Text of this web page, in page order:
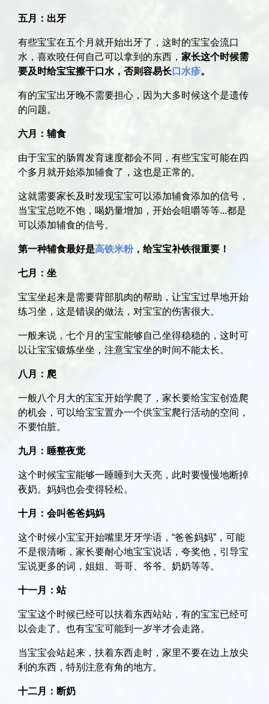
五月：出牙
有些宝宝在五个月就开始出牙了，这时的宝宝会流口
水，喜欢咬任何自己可以拿到的东西， 家长这个时候需
要及时给宝宝擦干口水，否则容易长口水疹。
有的宝宝出牙晚不需要担心，因为大多时候这个是遗传
的问题。
六月：辅食
由于宝宝的肠胃发育速度都会不同，有些宝宝可能在四
个多月就开始添加辅食了，这也是正常的。
这就需要家长及时发现宝宝可以添加辅食添加的信号，
当宝宝总吃不饱，喝奶量增加，开始会咀嚼等等...都是
可以添加辅食的信号。
第一种辅食最好是高铁米粉，给宝宝补铁很重要！
七月：坐
宝宝坐起来是需要背部肌肉的帮助，让宝宝过早地开始
练习坐，这是错误的做法，对宝宝的伤害很大。
一般来说，七个月的宝宝能够自己坐得稳稳的，这时可
以让宝宝锻炼坐坐，注意宝宝坐的时间不能太长。
八月：爬
一般八个月大的宝宝开始学爬了，家长要给宝宝创造爬
的机会，可以给宝宝置办一个供宝宝爬行活动的空间，
不要怕脏。
九月：睡整夜觉
这个时候宝宝能够一睡睡到大天亮，此时要慢慢地断掉
夜奶。妈妈也会变得轻松。
十月：会叫爸爸妈妈
这个时候小宝宝开始嘴里牙牙学语，“爸爸妈妈”，可能
不是很清晰，家长要耐心地宝宝说话，夸奖他，引导宝
宝说更多的词，姐姐、哥哥、爷爷、奶奶等等。
十一月：站
宝宝这个时候已经可以扶着东西站站，有的宝宝已经可
以会走了。也有宝宝可能到一岁半才会走路。
当宝宝会站起来，扶着东西走时，家里不要在边上放尖
利的东西，特别注意有角的地方。
十二月：断奶